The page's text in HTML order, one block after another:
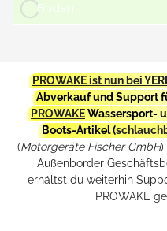
PROWAKE ist nun bei
Abverkauf und Support
PROWAKEWassersport-
Boots-Artikel (
(Motorgeräte Fischer GmbH)
Außenborder
erhältst du weiterhin
PROWAKE